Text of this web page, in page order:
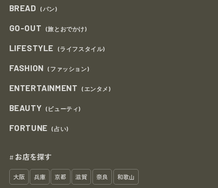
BREAD (パン)
GO-OUT (旅とおでかけ)
LIFESTYLE (ライフスタイル)
FASHION (ファッション)
ENTERTAINMENT (エンタメ)
BEAUTY (ビューティ)
FORTUNE (占い)
# お店を探す
大阪 兵庫 京都 滋賀 奈良 和歌山